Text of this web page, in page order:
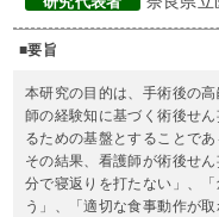
■要旨
本研究の目的は、手術後の
師の経験知に基づく術後せ
るための基盤とすることで
その結果、看護師が術後せ
分で寝返りを打たない」、
う」、「適切な食事動作が